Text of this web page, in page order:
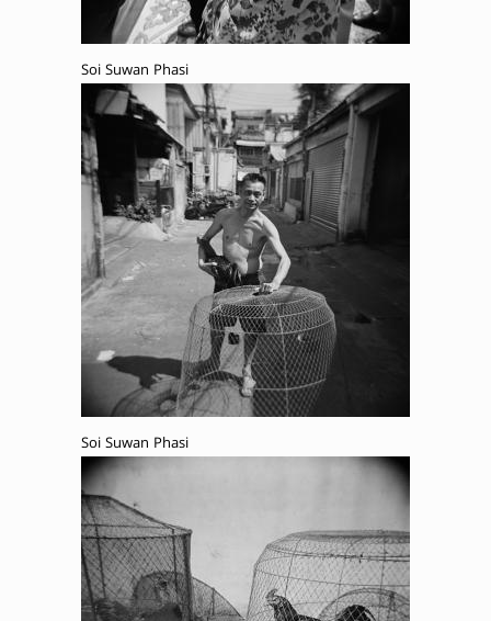
Soi Suwan Phasi
Soi Suwan Phasi